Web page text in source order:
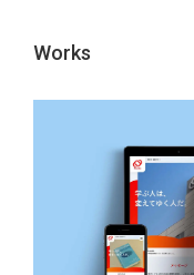
Works